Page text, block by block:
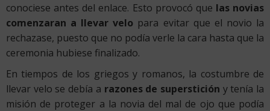
conociese antes del enlace. Esto provocó que las novias
comenzaran a llevar velo para evitar que el novio la
rechazase, puesto que no podía verle la cara hasta que la
ceremonia hubiese finalizado.
En tiempos de los griegos y romanos, la costumbre de
llevar velo se debía a razones de superstición y tenía la
misión de proteger a la novia del mal de ojo que podía